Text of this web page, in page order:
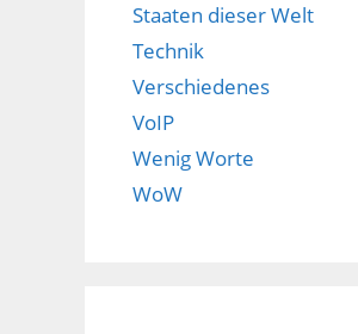
Staaten dieser Welt
Technik
Verschiedenes
VoIP
Wenig Worte
WoW